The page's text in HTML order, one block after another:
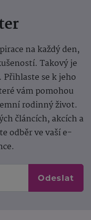
na každý den,
Takový je
se k jeho
vám pomohou
rodinný život.
článcích, akcích a
odběr ve vaší e-
Odeslat